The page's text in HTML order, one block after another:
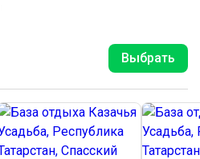
Выбрать